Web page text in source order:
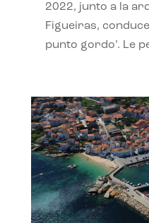
2022, junto a la
Figueiras,
punto gordo’. Le